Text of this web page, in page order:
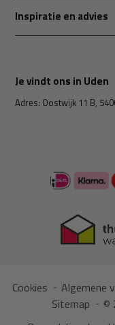
Inspiratie en advies
Je vindt ons in Uden
Adres: Oostwijk 11 B,
Cookies Algemene
Sitemap
©